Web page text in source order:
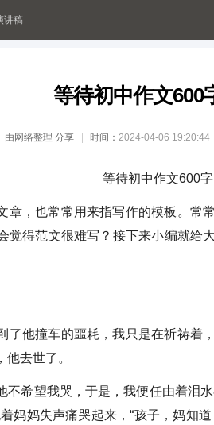
讲稿
等待初中作文600
由 网络整理 分享 时间： 2024-04-06 19:20:44
章，也常常用来指写作的模板。常
觉得范文很难写？接下来小编就给
了他撞车的噩耗，我只是在祈祷着
去世了。
不希望我哭，于是，我便任由着泪
妈妈失声痛哭起来，“孩子，妈知